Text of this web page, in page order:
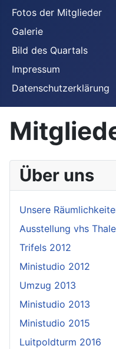
Fotos der Mitglieder
Galerie
Bild des Quartals
Impressum
Datenschutzerklärung
Über uns
Unsere
Ausstellung vhs
Trifels 2012
Ministudio 2012
Umzug 2013
Ministudio 2013
Ministudio 2015
Luitpoldturm 2016